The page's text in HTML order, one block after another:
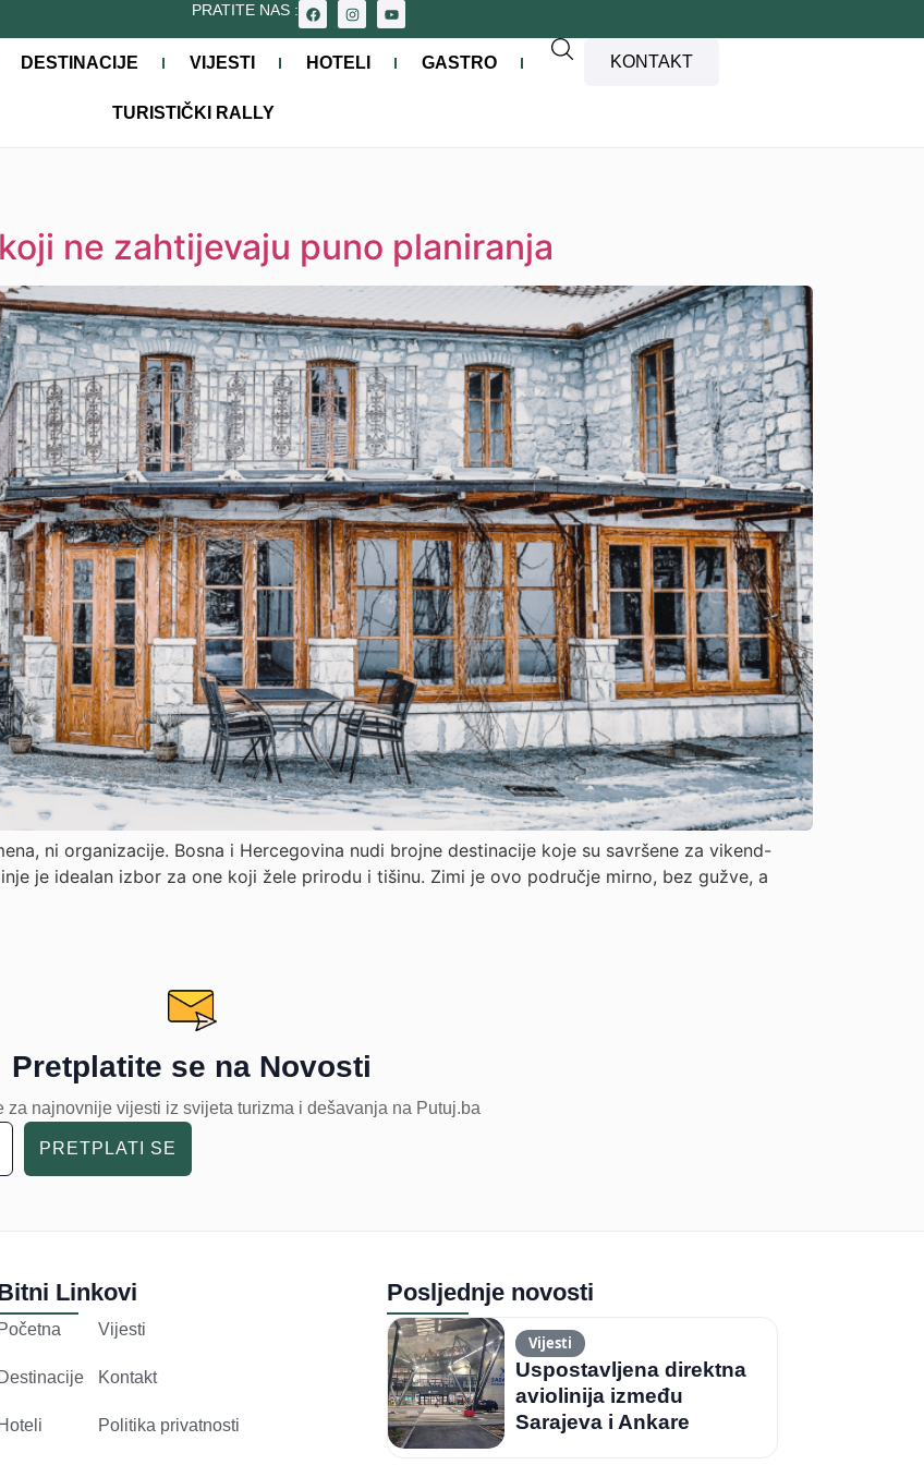
PRATITE NAS :
DESTINACIJE VIJESTI HOTELI GASTRO
TURISTIČKI RALLY
KONTAKT
ne zahtijevaju puno planiranja
ni organizacije. Bosna i Hercegovina nudi brojne destinacije koje su savršene za vikend-
je idealan izbor za one koji žele prirodu i tišinu. Zimi je ovo područje mirno, bez gužve, a
Pretplatite se na Novosti
za najnovnije vijesti iz svijeta turizma i dešavanja na Putuj.ba
PRETPLATI SE
Linkovi
Početna
Destinacije
Hoteli
Vijesti
Kontakt
Politika privatnosti
Posljednje novosti
Vijesti
Uspostavljena direktna
aviolinija između
Sarajeva i Ankare